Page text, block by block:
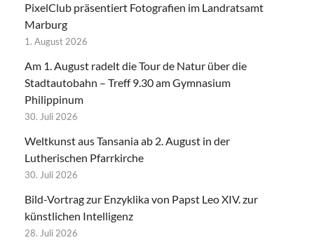
PixelClub präsentiert Fotografien im Landratsamt
Marburg
1. August 2026
Am 1. August radelt die Tour de Natur über die
Stadtautobahn – Treff 9.30 am Gymnasium
Philippinum
30. Juli 2026
Weltkunst aus Tansania ab 2. August in der
Lutherischen Pfarrkirche
30. Juli 2026
Bild-Vortrag zur Enzyklika von Papst Leo XIV. zur
künstlichen Intelligenz
28. Juli 2026